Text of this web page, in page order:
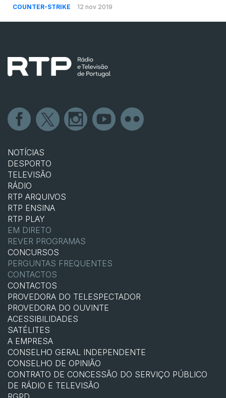
COUNTER-STRIKE 12 nov 2019
NOTÍCIAS
DESPORTO
TELEVISÃO
RÁDIO
RTP ARQUIVOS
RTP ENSINA
RTP PLAY
EM DIRETO
REVER PROGRAMAS
CONCURSOS
PERGUNTAS FREQUENTES
CONTACTOS
CONTACTOS
PROVEDORA DO TELESPECTADOR
PROVEDORA DO OUVINTE
ACESSIBILIDADES
SATÉLITES
A EMPRESA
CONSELHO GERAL INDEPENDENTE
CONSELHO DE OPINIÃO
CONTRATO DE CONCESSÃO DO SERVIÇO PÚBLICO
DE RÁDIO E TELEVISÃO